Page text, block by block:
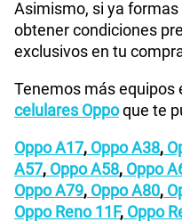
Asimismo, si ya formas
obtener condiciones
exclusivos en tu
Tenemos más equipos
celulares Oppoque te
Oppo A17, Oppo A38,
A57, Oppo A58, Oppo
Oppo A79, Oppo A80,
Oppo Reno 11F, Oppo